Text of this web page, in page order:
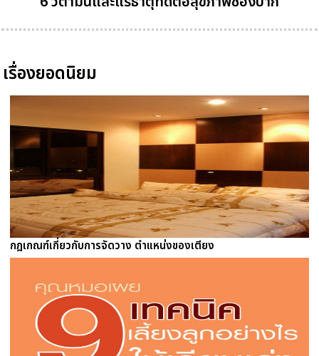
เรื่องยอดนิยม
กฎเกณฑ์เกี่ยวกับการจัดวาง ตำแหน่งของเตียง